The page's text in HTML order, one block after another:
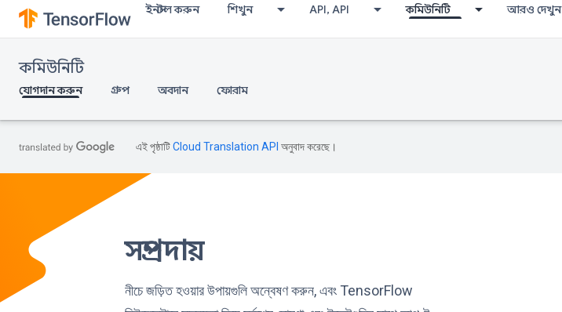
ইনস্টল করুন শিখুন API, API কমিউনিটি আরও দেখুন
কমিউনিটি
যোগদান করুন গ্রুপ অবদান ফোরাম
এই পৃষ্ঠাটিCloud Translation API অনুবাদ করেছে।
সম্প্রদায়
নীচে জড়িত হওয়ার উপায়গুলি অন্বেষণ করুন, এবং TensorFlow